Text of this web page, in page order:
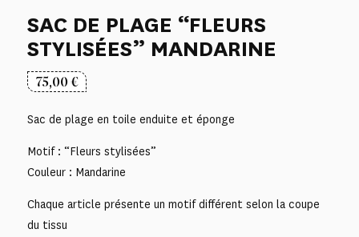
SAC DE PLAGE “FLEURS
STYLISÉES” MANDARINE
75,00€
Sac de plage en toile enduite et éponge
Motif : “Fleurs stylisées”
Couleur : Mandarine
Chaque article présente un motif différent selon la coupe
du tissu